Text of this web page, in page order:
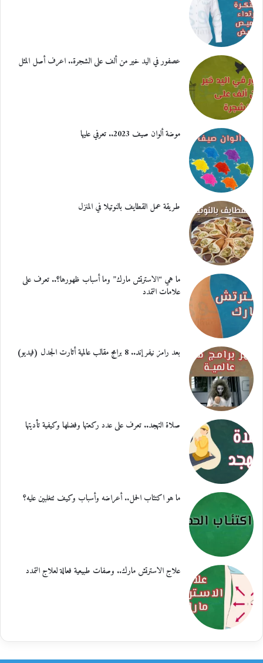
عصفور في اليد خير من ألف على الشجرة.. اعرف أصل المثل
موضة ألوان صيف 2023.. تعرفي عليها
طريقة عمل القطايف بالنوتيلا في المنزل
ما هي “الاسترتش مارك” وما أسباب ظهورها؟.. تعرف على
علامات التمدد
بعد رامز نيفر إند.. 8 برامج مقالب عالمية أثارت الجدل (فيديو)
صلاة التهجد.. تعرف على عدد ركعتها وفضلها وكيفية تأديتها
ما هو اكتئاب الحمل.. أعراضه وأسباب وكيف تتغلبين عليه؟
علاج الاسترتش مارك.. وصفات طبيعية فعالة لعلاج التمدد